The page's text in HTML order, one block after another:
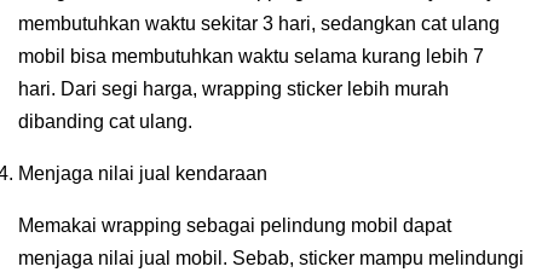
membutuhkan waktu sekitar 3 hari, sedangkan cat ulang
mobil bisa membutuhkan waktu selama kurang lebih 7
hari. Dari segi harga, wrapping sticker lebih murah
dibanding cat ulang.
Menjaga nilai jual kendaraan
Memakai wrapping sebagai pelindung mobil dapat
menjaga nilai jual mobil. Sebab, sticker mampu melindungi